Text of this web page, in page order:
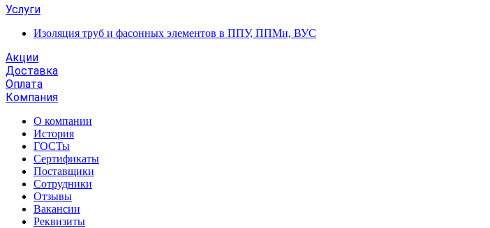
Услуги
Изоляция труб и фасонных элементов в ППУ, ППМи, ВУС
Акции
Доставка
Оплата
Компания
О компании
История
ГОСТы
Сертификаты
Поставщики
Сотрудники
Отзывы
Вакансии
Реквизиты